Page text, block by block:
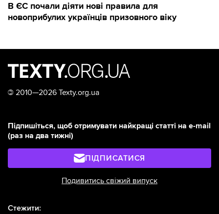
В ЄС почали діяти нові правила для
новоприбулих українців призовного віку
© 2010—2026 Texty.org.ua
Підпишіться, щоб отримувати найкращі статті на e-mail
(раз на два тижні)
ПІДПИСАТИСЯ
Подивитись свіжий випуск
Стежити: